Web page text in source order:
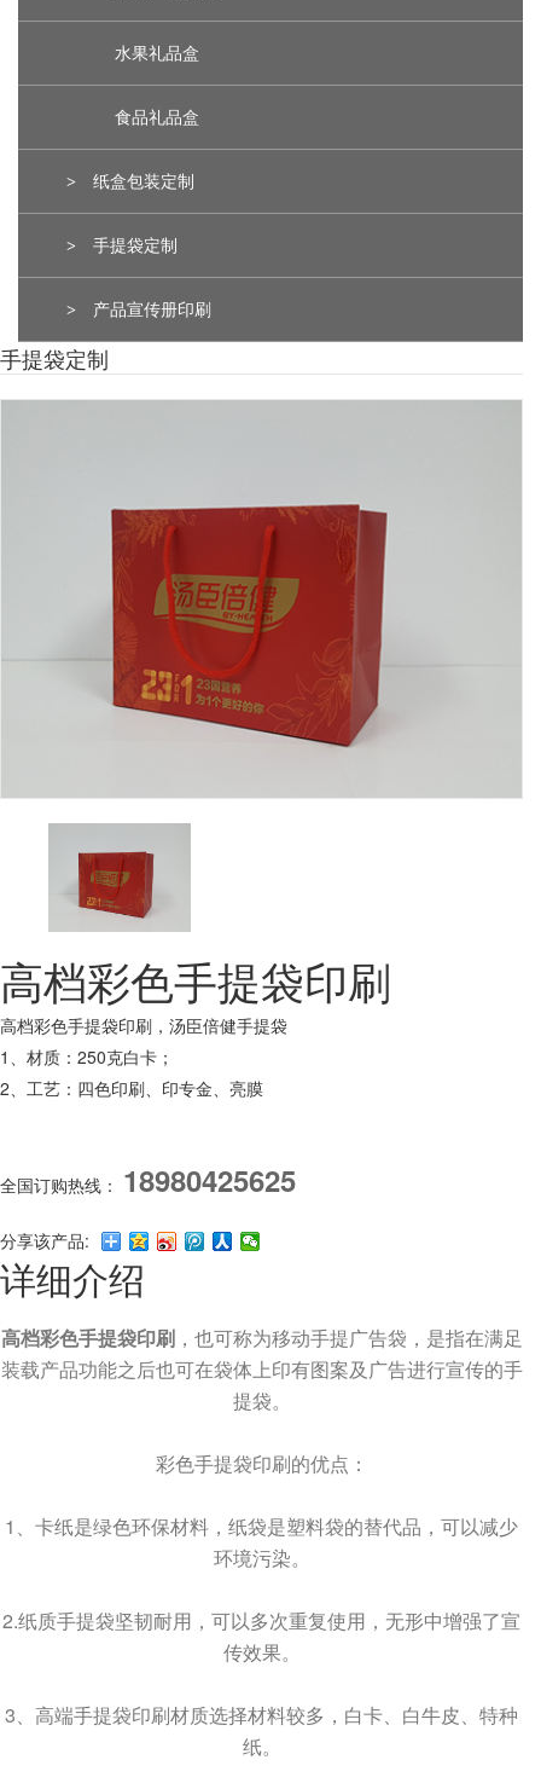
水果礼品盒
食品礼品盒
> 纸盒包装定制
> 手提袋定制
> 产品宣传册印刷
手提袋定制
高档彩色手提袋印刷
高档彩色手提袋印刷，汤臣倍健手提袋
1、材质：250克白卡；
2、工艺：四色印刷、印专金、亮膜
全国订购热线： 18980425625
分享该产品:
详细介绍
高档彩色手提袋印刷，也可称为移动手提广告袋，是指在满足
装载产品功能之后也可在袋体上印有图案及广告进行宣传的手
提袋。
彩色手提袋印刷的优点：
1、卡纸是绿色环保材料，纸袋是塑料袋的替代品，可以减少
环境污染。
2.纸质手提袋坚韧耐用，可以多次重复使用，无形中增强了宣
传效果。
3、高端手提袋印刷材质选择材料较多，白卡、白牛皮、特种
纸。